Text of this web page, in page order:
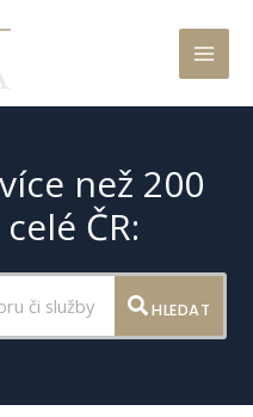
než 200
ČR:
HLEDAT